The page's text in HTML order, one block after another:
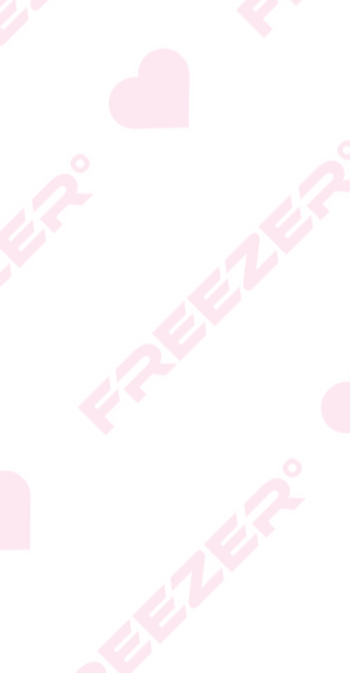
המידע המעודכן מופיע על
* טעות סופר בתיאור המוצר
או במחירו לא תחייב את